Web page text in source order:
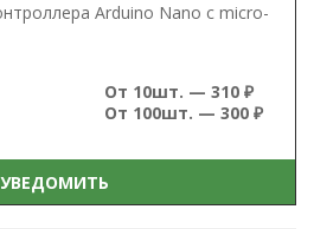
Arduino Nano c micro-
От 10шт. — 310 ₽
От 100шт. — 300 ₽
УВЕДОМИТЬ